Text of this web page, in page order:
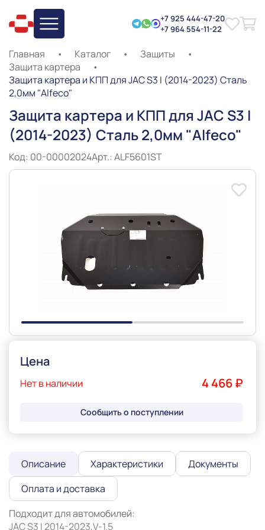
+7 925 444-47-20
+7 964 554-11-22
Главная • Каталог • Защиты
•
Защита картера
•
Защита картера и КПП для JAC S3 I (2014-2023) Сталь
2,0мм "Alfeco"
Защита картера и КПП для JAC S3 I
(2014-2023) Сталь 2,0мм "Alfeco"
Код: 00-00002024Арт.: ALF5601ST
Slide 1 of 2
Цена
Нет в наличии 4 466 ₽
Сообщить о поступлении
Описание Характеристики
Документы
Оплата и доставка
Подходит для автомобилей:
JAC S3 I 2014-2023,V-1.5